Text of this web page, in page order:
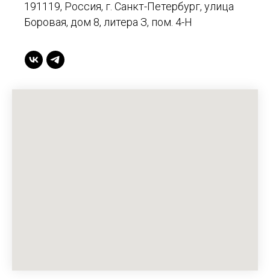
191119, Россия, г. Санкт-Петербург, улица
Боровая, дом 8, литера З, пом. 4-Н